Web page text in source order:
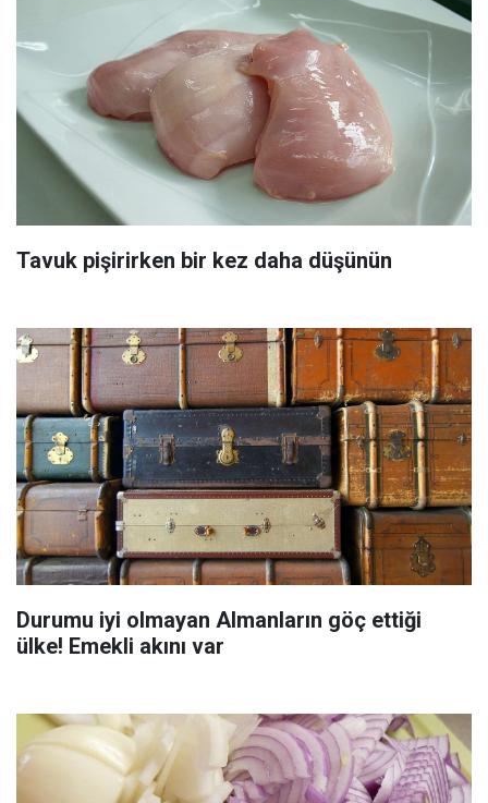
Tavuk pişirirken bir kez daha düşünün
Durumu iyi olmayan Almanların göç ettiği
ülke! Emekli akını var